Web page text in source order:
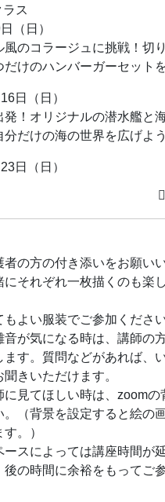
ス
（日）
のコラージュに挑戦！切
けのハンバーガーセット
日（日）
！オリジナルの潜水艦と
だけの海の世界を広げよ
日（日）
分を味わおう！クレヨンと
、楽しい金魚すくいの場面
日（日）
花火！クレパスと絵の具を
大輪の花火と浴衣姿の人
しいけれど、扱い方がよく
ったり、色が汚くなって、
ありませんか。
を見ていると、画材の扱い
けずにぐちゃぐちゃになっ
ことがよくあります。
者の方の付き添いをお願い
それぞれ一枚描くのも楽
よい服装でご参加ください
音が気になる時は、講師の
ます。質問などがあれば、
きいただけます。
に見てほしい時は、zoom
。（背景を設定すると絵の
。）
ースによっては講座時間が
の時間に余裕をもってご